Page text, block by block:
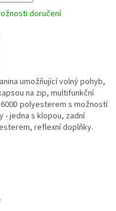
doručení
umožňující volný pohyb,
na zip, multifunkční
polyesterem s možností
- jedna s klopou, zadní
reflexní doplňky.